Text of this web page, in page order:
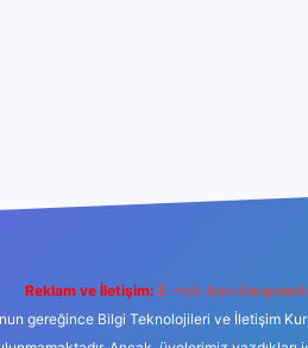
Reklam ve İletişim: E-mail:
gereğince Bilgi Teknolojileri ve İletişim